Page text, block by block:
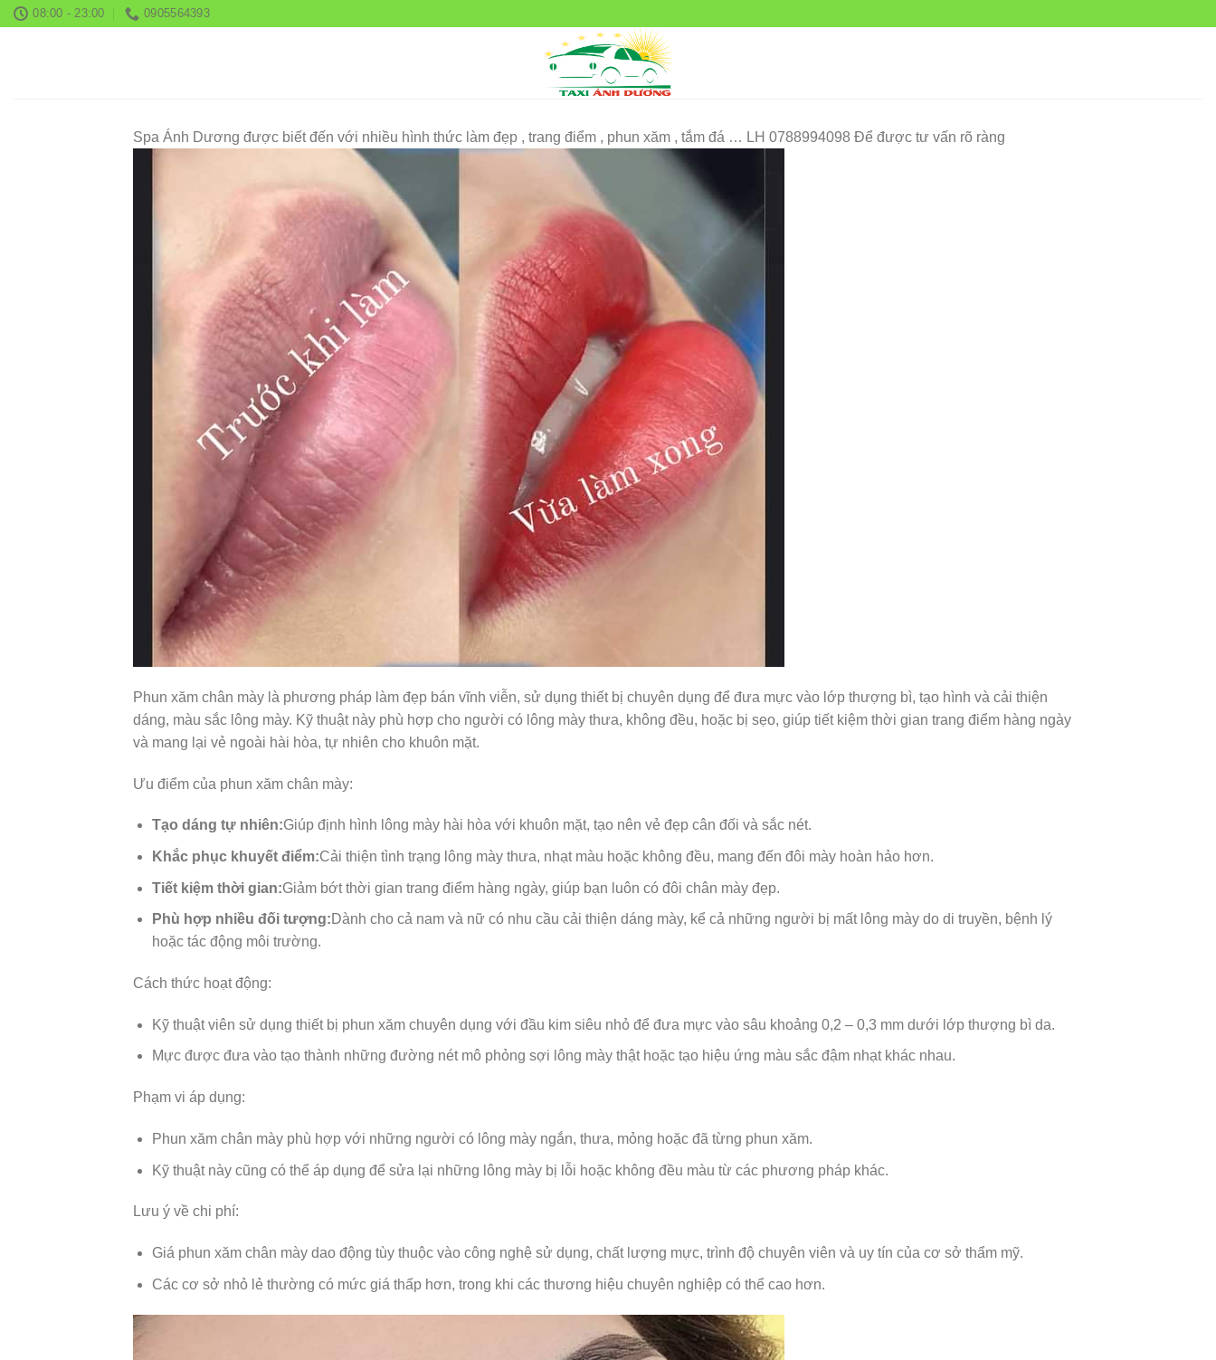
Skip 08:00 - 23:00 0905564393
Spa Ánh Dương được biết đến với nhiều hình thức làm đẹp , trang điểm , phun xăm , tắm đá … LH 0788994098 Để được tư vấn rõ ràng
Phun xăm chân mày là phương pháp làm đẹp bán vĩnh viễn, sử dụng thiết bị chuyên dụng để đưa mực vào lớp thượng bì, tạo hình và cải thiện
dáng, màu sắc lông mày. Kỹ thuật này phù hợp cho người có lông mày thưa, không đều, hoặc bị sẹo, giúp tiết kiệm thời gian trang điểm hàng ngày
và mang lại vẻ ngoài hài hòa, tự nhiên cho khuôn mặt.
Ưu điểm của phun xăm chân mày:
Tạo dáng tự nhiên:Giúp định hình lông mày hài hòa với khuôn mặt, tạo nên vẻ đẹp cân đối và sắc nét.
Khắc phục khuyết điểm:Cải thiện tình trạng lông mày thưa, nhạt màu hoặc không đều, mang đến đôi mày hoàn hảo hơn.
Tiết kiệm thời gian:Giảm bớt thời gian trang điểm hàng ngày, giúp bạn luôn có đôi chân mày đẹp.
Phù hợp nhiều đối tượng:Dành cho cả nam và nữ có nhu cầu cải thiện dáng mày, kể cả những người bị mất lông mày do di truyền, bệnh lý
hoặc tác động môi trường.
Cách thức hoạt động:
Kỹ thuật viên sử dụng thiết bị phun xăm chuyên dụng với đầu kim siêu nhỏ để đưa mực vào sâu khoảng 0,2 – 0,3 mm dưới lớp thượng bì da.
Mực được đưa vào tạo thành những đường nét mô phỏng sợi lông mày thật hoặc tạo hiệu ứng màu sắc đậm nhạt khác nhau.
Phạm vi áp dụng:
Phun xăm chân mày phù hợp với những người có lông mày ngắn, thưa, mỏng hoặc đã từng phun xăm.
Kỹ thuật này cũng có thể áp dụng để sửa lại những lông mày bị lỗi hoặc không đều màu từ các phương pháp khác.
Lưu ý về chi phí:
Giá phun xăm chân mày dao động tùy thuộc vào công nghệ sử dụng, chất lượng mực, trình độ chuyên viên và uy tín của cơ sở thẩm mỹ.
Các cơ sở nhỏ lẻ thường có mức giá thấp hơn, trong khi các thương hiệu chuyên nghiệp có thể cao hơn.